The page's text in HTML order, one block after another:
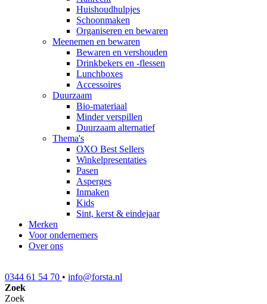
Huishoudhulpjes
Schoonmaken
Organiseren en bewaren
Meenemen en bewaren
Bewaren en vershouden
Drinkbekers en -flessen
Lunchboxes
Accessoires
Duurzaam
Bio-materiaal
Minder verspillen
Duurzaam alternatief
Thema's
OXO Best Sellers
Winkelpresentaties
Pasen
Asperges
Inmaken
Kids
Sint, kerst & eindejaar
Merken
Voor ondernemers
Over ons
0344 61 54 70 • info@forsta.nl
Zoek
Zoek